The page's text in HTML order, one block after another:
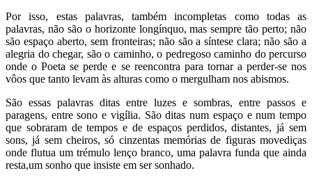
Por isso, estas palavras, também incompletas como todas as
palavras, não são o horizonte longínquo, mas sempre tão perto; não
são espaço aberto, sem fronteiras; não são a síntese clara; não são a
alegria do chegar, são o caminho, o pedregoso caminho do percurso
onde o Poeta se perde e se reencontra para tornar a perder-se nos
vôos que tanto levam às alturas como o mergulham nos abismos.
São essas palavras ditas entre luzes e sombras, entre passos e
paragens, entre sono e vigília. São ditas num espaço e num tempo
que sobraram de tempos e de espaços perdidos, distantes, já sem
sons, já sem cheiros, só cinzentas memórias de figuras movediças
onde flutua um trémulo lenço branco, uma palavra funda que ainda
resta,um sonho que insiste em ser sonhado.